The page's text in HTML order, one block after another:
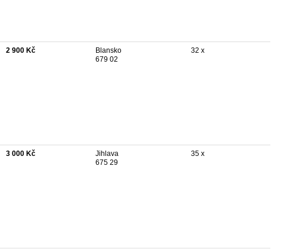
2 900 Kč
Blansko
679 02
32 x
3 000 Kč
Jihlava
675 29
35 x